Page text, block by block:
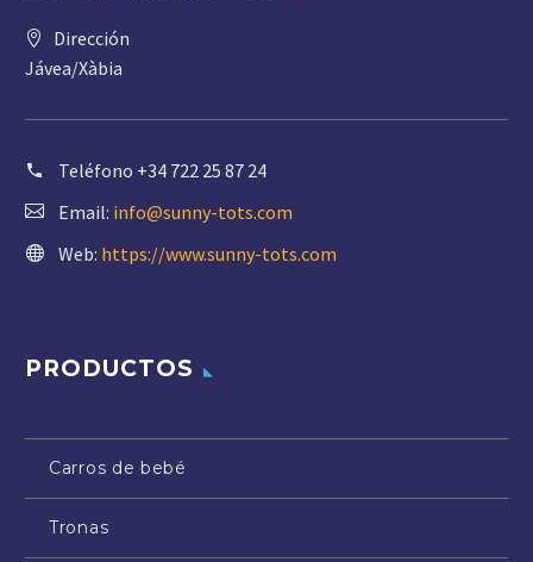
Dirección
Jávea/Xàbia
Teléfono +34 722 25 87 24
Email: info@sunny-tots.com
Web: https://www.sunny-tots.com
PRODUCTOS
Carros de bebé
Tronas